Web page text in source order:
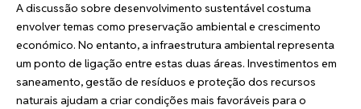
A discussão sobre desenvolvimento sustentável costuma
envolver temas como preservação ambiental e crescimento
económico. No entanto, a infraestrutura ambiental representa
um ponto de ligação entre estas duas áreas. Investimentos em
saneamento, gestão de resíduos e proteção dos recursos
naturais ajudam a criar condições mais favoráveis para o